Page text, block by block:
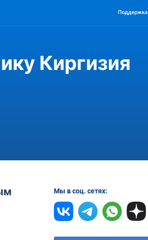
Поддержка
Киргизия
Мы в соц. сетях: